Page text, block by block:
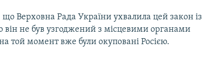
Верховна Рада України ухвалила цей закон із
не був узгоджений з місцевими органами
той момент вже були окуповані Росією.